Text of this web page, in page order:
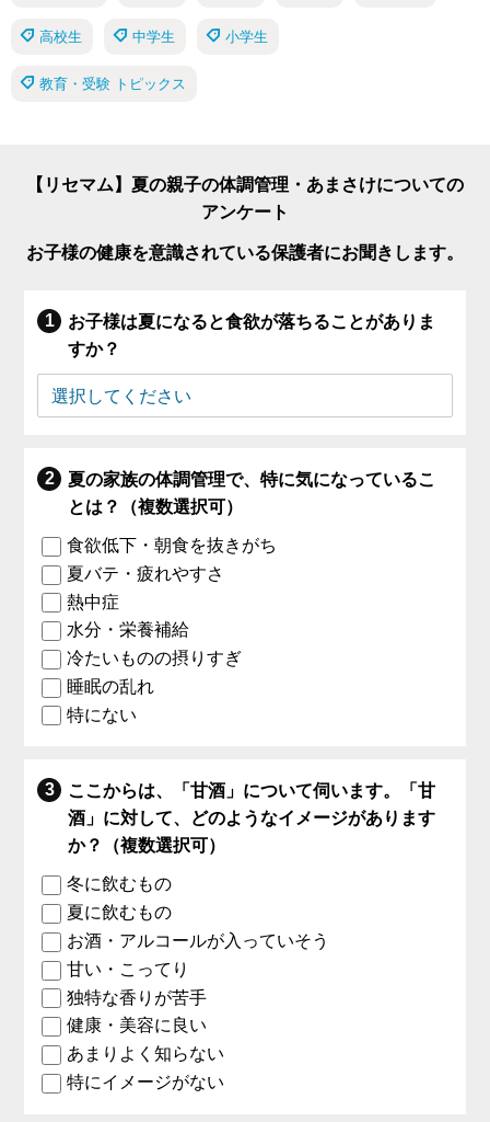
高校生 中学生 小学生
教育・受験 トピックス
【リセマム】夏の親子の体調管理・あまさけについての
アンケート
お子様の健康を意識されている保護者にお聞きします。
お子様は夏になると食欲が落ちることがありま
すか？
夏の家族の体調管理で、特に気になっているこ
とは？（複数選択可）
食欲低下・朝食を抜きがち
夏バテ・疲れやすさ
熱中症
水分・栄養補給
冷たいものの摂りすぎ
睡眠の乱れ
特にない
ここからは、「甘酒」について伺います。「甘
酒」に対して、どのようなイメージがあります
か？（複数選択可）
冬に飲むもの
夏に飲むもの
お酒・アルコールが入っていそう
甘い・こってり
独特な香りが苦手
健康・美容に良い
あまりよく知らない
特にイメージがない